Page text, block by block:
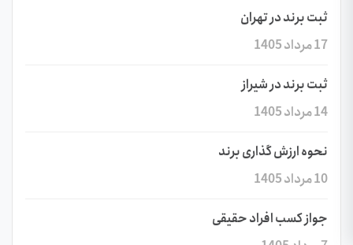
ثبت برند در تهران
17 مرداد 1405
ثبت برند در شیراز
14 مرداد 1405
نحوه ارزش گذاری برند
10 مرداد 1405
جواز کسب افراد حقیقی